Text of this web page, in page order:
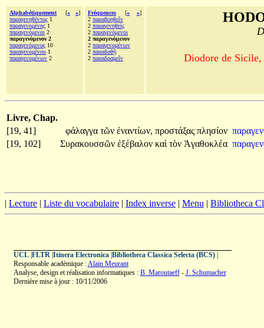
Alphabétiquement [« »]
παραγενηθέντος 1
παραγενομένης 1
παραγενόμενοι 2
παραγενόμενον 2
παραγενόμενος 10
παραγενομένου 1
παραγενομένων 2
Fréquences [« »]
2 παραβοηθεῖν
2 παραγενηθεὶς
2 παραγενόμενοι
2 παραγενόμενον
2 παραγενομένων
2 παραδοθῇ
2 παραδραμεῖν Diodore de
Livre, Chap.
[19, 41]
φάλαγγα τῶν ἐναντίων, προστάξας πλησίον
[19, 102]
Συρακουσσῶν ἐξέβαλον καὶ τὸν Ἀγαθοκλέα
| Lecture | Liste du vocabulaire | Index inverse | Menu | Bibliotheca
UCL| FLTR| Itinera Electronica| Bibliotheca Classica Selecta (BCS)|
Responsable académique :Alain Meurant
Analyse, design et réalisation informatiques : B. Maroutaeff- J. Schumacher
Dernière mise à jour : 10/11/2006